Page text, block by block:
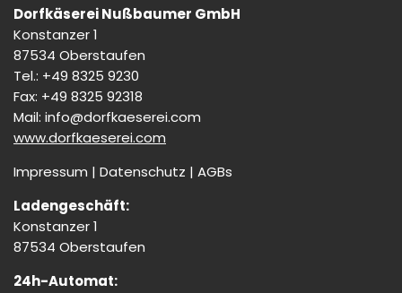
Dorfkäserei Nußbaumer GmbH
Konstanzer 1
87534 Oberstaufen
Tel.: +49 8325 9230
Fax: +49 8325 92318
Mail: info@dorfkaeserei.com
www.dorfkaeserei.com
Impressum | Datenschutz | AGBs
Ladengeschäft:
Konstanzer 1
87534 Oberstaufen
24h-Automat: